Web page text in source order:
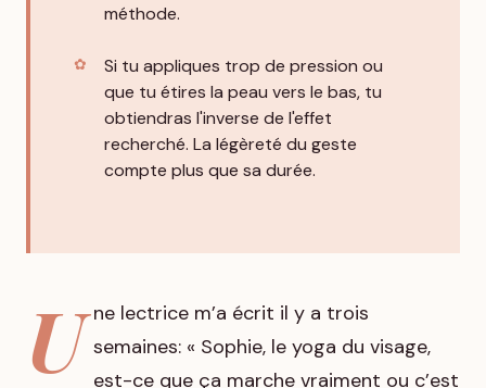
méthode.
Si tu appliques trop de pression ou
que tu étires la peau vers le bas, tu
obtiendras l'inverse de l'effet
recherché. La légèreté du geste
compte plus que sa durée.
U ne lectrice m’a écrit il y a trois
semaines: « Sophie, le yoga du visage,
est-ce que ça marche vraiment ou c’est